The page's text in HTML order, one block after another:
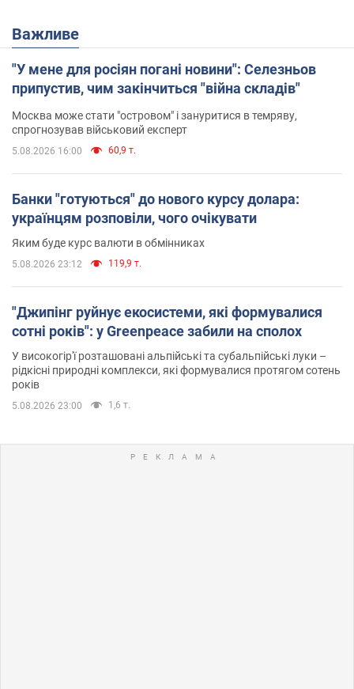
Важливе
"У мене для росіян погані новини": Селезньов
припустив, чим закінчиться "війна складів"
Москва може стати "островом" і зануритися в темряву,
спрогнозував військовий експерт
5.08.2026 16:00 60,9 т.
Банки "готуються" до нового курсу долара:
українцям розповіли, чого очікувати
Яким буде курс валюти в обмінниках
5.08.2026 23:12 119,9 т.
"Джипінг руйнує екосистеми, які формувалися
сотні років": у Greenpeace забили на сполох
У високогір'ї розташовані альпійські та субальпійські луки –
рідкісні природні комплекси, які формувалися протягом сотень
років
5.08.2026 23:00 1,6 т.